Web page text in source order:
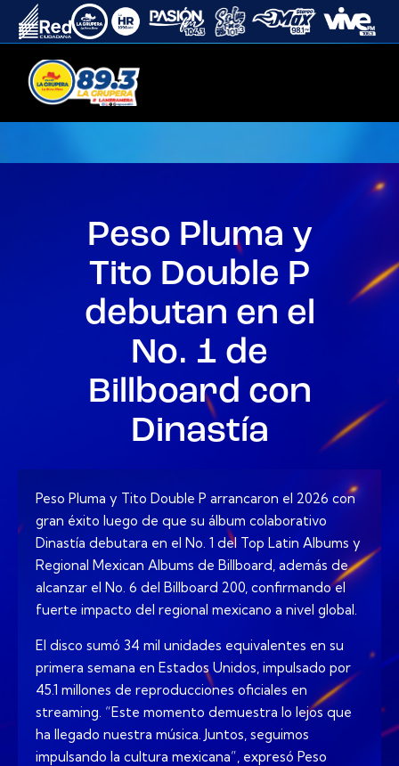
Peso Pluma y
Tito Double P
debutan en el
No. 1 de
Billboard con
Dinastía
Peso Pluma y Tito Double P arrancaron el 2026 con
gran éxito luego de que su álbum colaborativo
Dinastía debutara en el No. 1 del Top Latin Albums y
Regional Mexican Albums de Billboard, además de
alcanzar el No. 6 del Billboard 200, confirmando el
fuerte impacto del regional mexicano a nivel global.
El disco sumó 34 mil unidades equivalentes en su
primera semana en Estados Unidos, impulsado por
45.1 millones de reproducciones oficiales en
streaming. “Este momento demuestra lo lejos que
ha llegado nuestra música. Juntos, seguimos
impulsando la cultura mexicana”, expresó Peso